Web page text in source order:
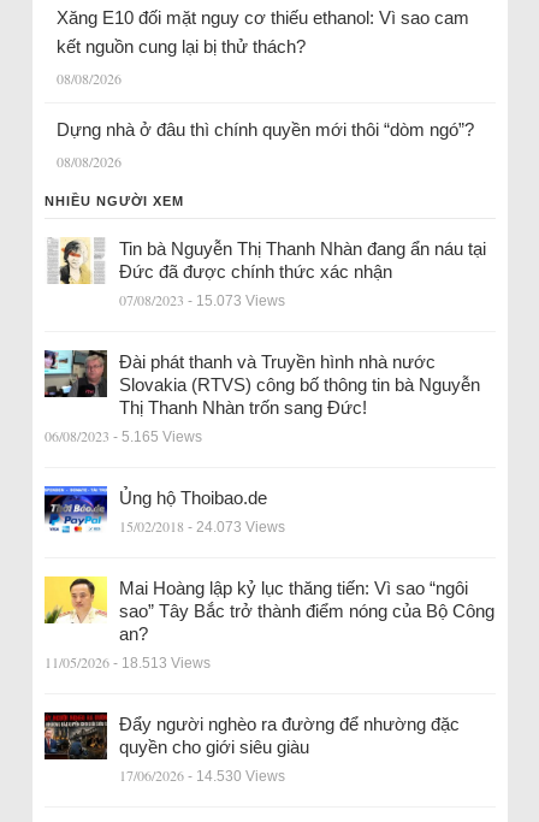
Xăng E10 đối mặt nguy cơ thiếu ethanol: Vì sao cam
kết nguồn cung lại bị thử thách?
08/08/2026
Dựng nhà ở đâu thì chính quyền mới thôi “dòm ngó”?
08/08/2026
NHIỀU NGƯỜI XEM
Tin bà Nguyễn Thị Thanh Nhàn đang ẩn náu tại
Đức đã được chính thức xác nhận
07/08/2023 - 15.073 Views
Đài phát thanh và Truyền hình nhà nước
Slovakia (RTVS) công bố thông tin bà Nguyễn
Thị Thanh Nhàn trốn sang Đức!
06/08/2023 - 5.165 Views
Ủng hộ Thoibao.de
15/02/2018 - 24.073 Views
Mai Hoàng lập kỷ lục thăng tiến: Vì sao “ngôi
sao” Tây Bắc trở thành điểm nóng của Bộ Công
an?
11/05/2026 - 18.513 Views
Đẩy người nghèo ra đường để nhường đặc
quyền cho giới siêu giàu
17/06/2026 - 14.530 Views